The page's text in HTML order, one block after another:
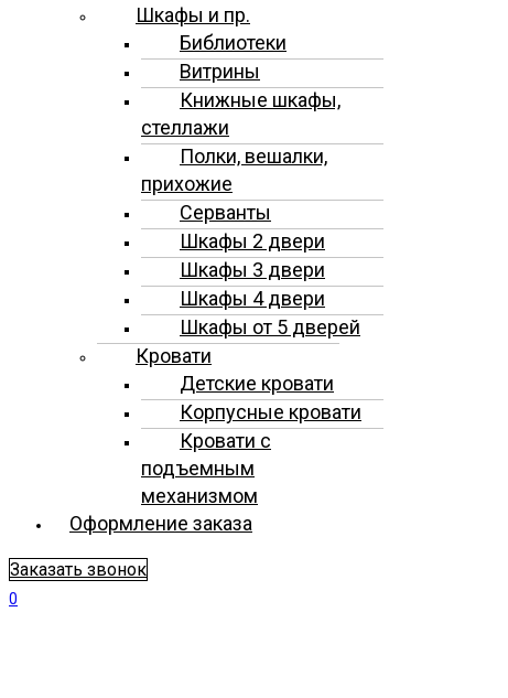
Шкафы и пр.
Библиотеки
Витрины
Книжные шкафы,
стеллажи
Полки, вешалки,
прихожие
Серванты
Шкафы 2 двери
Шкафы 3 двери
Шкафы 4 двери
Шкафы от 5 дверей
Кровати
Детские кровати
Корпусные кровати
Кровати с
подъемным
механизмом
Оформление заказа
Заказать звонок
0